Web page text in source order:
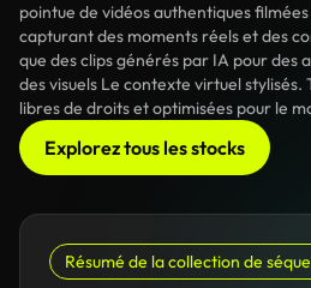
pointue de vidéos authentiques
capturant des moments réels et des
que des clips générés par IA pour des
des visuels Le contexte virtuel stylisés.
libres de droits et optimisées pour le
Explorez tous les stocks
Résumé de la collection de